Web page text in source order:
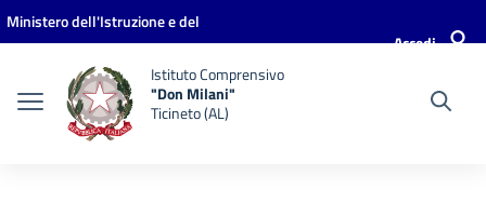
Vai ai contenuti
Vai al menu di navigazione
Vai al footer
Ministero dell'Istruzione e del
Accedi
Istituto Comprensivo
"Don Milani"
Ticineto (AL)